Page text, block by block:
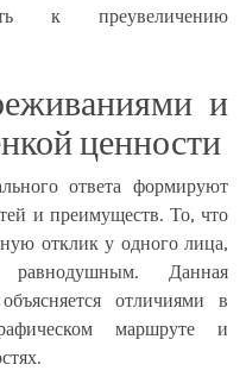
к преувеличению
и
ценности
ответа формируют
и преимуществ. То, что
отклик у одного лица,
Данная
отличиями в
маршруте и